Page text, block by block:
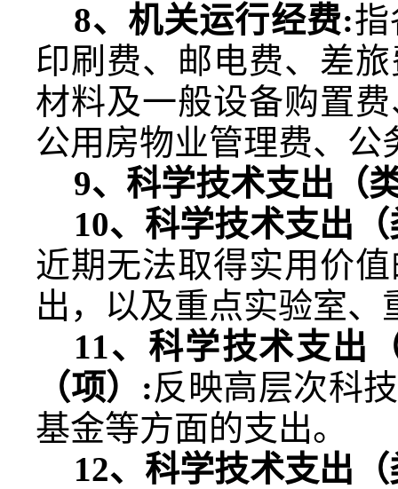
8、机关运行经费:
印刷费、邮电费、差
材料及一般设备购置
公用房物业管理费、
9、科学技术支出（
10、科学技术支出
近期无法取得实用价
出，以及重点实验室
11、科学技术支出
（项） :反映高层次科
基金等方面的支出。
12、科学技术支出